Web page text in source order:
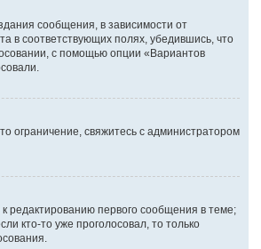
сообщения, в зависимости от
в соответствующих полях, убедившись, что
с помощью опции «Вариантов
ограничение, свяжитесь с администратором
редактированию первого сообщения в теме;
кто-то уже проголосовал, то только